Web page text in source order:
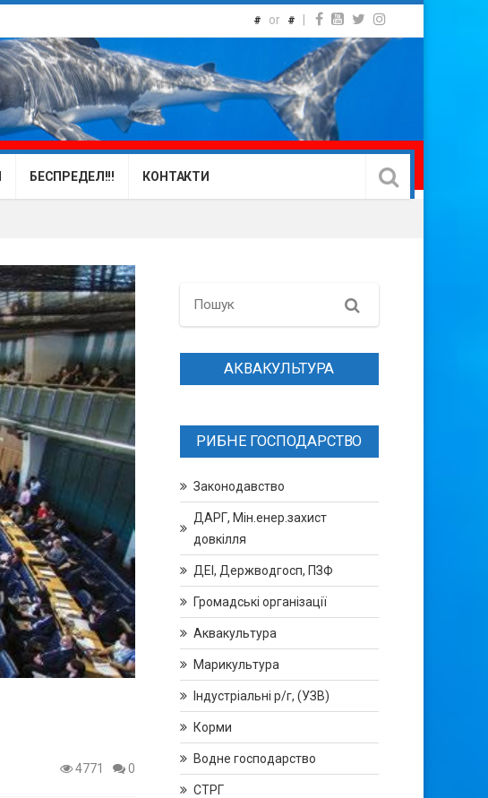
# or #
БЕСПРЕДЕЛ!!! КОНТАКТИ
4771 0
Search
АКВАКУЛЬТУРА
РИБНЕ ГОСПОДАРСТВО
Законодавство
ДАРГ, Мін.енер.захист
довкілля
ДЕІ, Держводгосп, ПЗФ
Громадські організації
Аквакультура
Марикультура
Індустріальні р/г, (УЗВ)
Корми
Водне господарство
СТРГ